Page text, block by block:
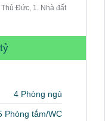
Thủ Đức, 1. Nhà đất
4 Phòng ngủ
Phòng tắm/WC